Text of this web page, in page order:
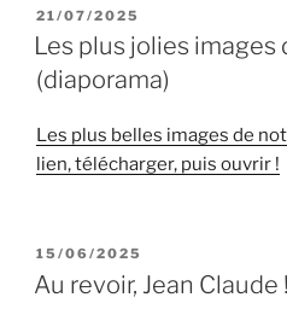
PUBLIÉ
LE
21/07/2025
Les plus jolies
(diaporama)
Les plus belles images de
lien, télécharger, puis ouvrir !
PUBLIÉ
LE
15/06/2025
Au revoir, Jean Claude !